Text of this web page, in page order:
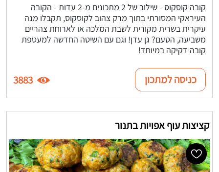
קובה קוסקוס - שילוב של 2 מתכונים מ-2 עדות - הקובה
העיראקי המסורתי בתוך מרק צהוב לקוסקוס, תקבלו מנה
עיקרית בשרית מקורית לשבת המלכה או לארוחת צהריים
משביעה, הטעם? גן עדן! וגם עם השיטה החדשה למעטפת
קובה דקיקה במיוחד!
כניסה למתכון 3883
קציצות עוף אפויות בתנור